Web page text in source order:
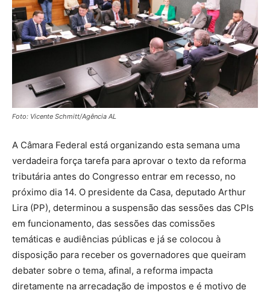
Foto: Vicente Schmitt/Agência AL
A Câmara Federal está organizando esta semana uma
verdadeira força tarefa para aprovar o texto da reforma
tributária antes do Congresso entrar em recesso, no
próximo dia 14. O presidente da Casa, deputado Arthur
Lira (PP), determinou a suspensão das sessões das CPIs
em funcionamento, das sessões das comissões
temáticas e audiências públicas e já se colocou à
disposição para receber os governadores que queiram
debater sobre o tema, afinal, a reforma impacta
diretamente na arrecadação de impostos e é motivo de